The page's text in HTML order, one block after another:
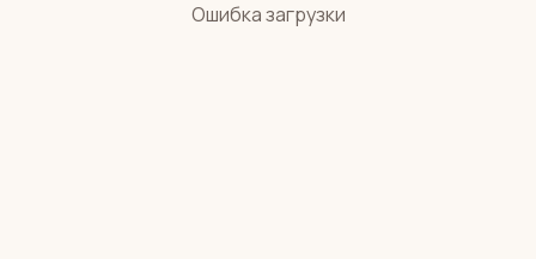
Ошибка загрузки